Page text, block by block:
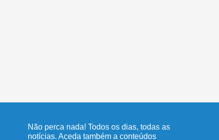
Não perca nada! Todos os dias, todas as
notícias. Aceda também a conteúdos